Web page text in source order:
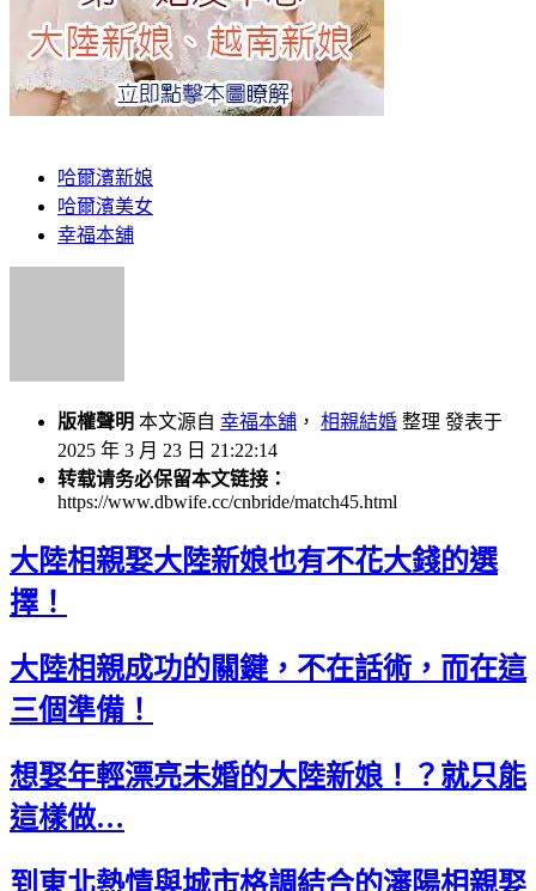
哈爾濱新娘
哈爾濱美女
幸福本舖
版權聲明 本文源自 幸福本舖 ， 相親結婚 整理 發表于
2025 年 3 月 23 日 21:22:14
转载请务必保留本文链接：
https://www.dbwife.cc/cnbride/match45.html
大陸相親娶大陸新娘也有不花大錢的選
擇！
大陸相親成功的關鍵，不在話術，而在這
三個準備！
想娶年輕漂亮未婚的大陸新娘！？就只能
這樣做…
到東北熱情與城市格調結合的瀋陽相親娶